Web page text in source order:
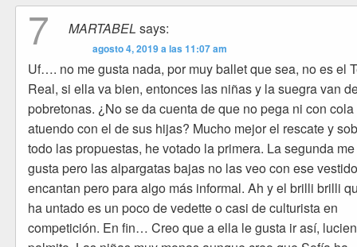
7 MARTABEL says:
agosto 4, 2019 a las 11:07 am
Uf…. no me gusta nada, por muy ballet que sea, no es el
Real, si ella va bien, entonces las niñas y la suegra van
pobretonas. ¿No se da cuenta de que no pega ni con
atuendo con el de sus hijas? Mucho mejor el rescate y
todo las propuestas, he votado la primera. La segunda me
gusta pero las alpargatas bajas no las veo con ese
encantan pero para algo más informal. Ah y el brilli brilli
ha untado es un poco de vedette o casi de culturista en
competición. En fin… Creo que a ella le gusta ir así,